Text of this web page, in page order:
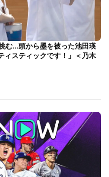
む…頭から墨を被った池田瑛
ィスティックです！」＜乃木